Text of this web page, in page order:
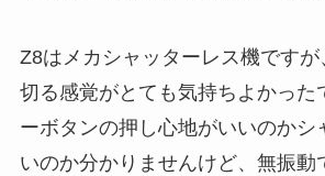
Z8はメカシャッターレス機ですが
切る感覚がとても気持ちよかった
ーボタンの押し心地がいいのかシ
いのか分かりませんけど、無振動